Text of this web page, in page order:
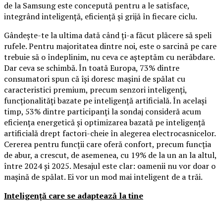
de la Samsung este concepută pentru a le satisface,
integrând inteligență, eficiență și grijă în fiecare ciclu.
Gândește-te la ultima dată când ți-a făcut plăcere să speli
rufele. Pentru majoritatea dintre noi, este o sarcină pe care
trebuie să o îndeplinim, nu ceva ce așteptăm cu nerăbdare.
Dar ceva se schimbă. În toată Europa, 73% dintre
consumatori spun că își doresc mașini de spălat cu
caracteristici premium, precum senzori inteligenți,
funcționalități bazate pe inteligență artificială. În același
timp, 53% dintre participanți la sondaj consideră acum
eficiența energetică și optimizarea bazată pe inteligență
artificială drept factori-cheie în alegerea electrocasnicelor.
Cererea pentru funcții care oferă confort, precum funcția
de abur, a crescut, de asemenea, cu 19% de la un an la altul,
între 2024 și 2025. Mesajul este clar: oamenii nu vor doar o
mașină de spălat. Ei vor un mod mai inteligent de a trăi.
Inteligență care se adaptează la tine